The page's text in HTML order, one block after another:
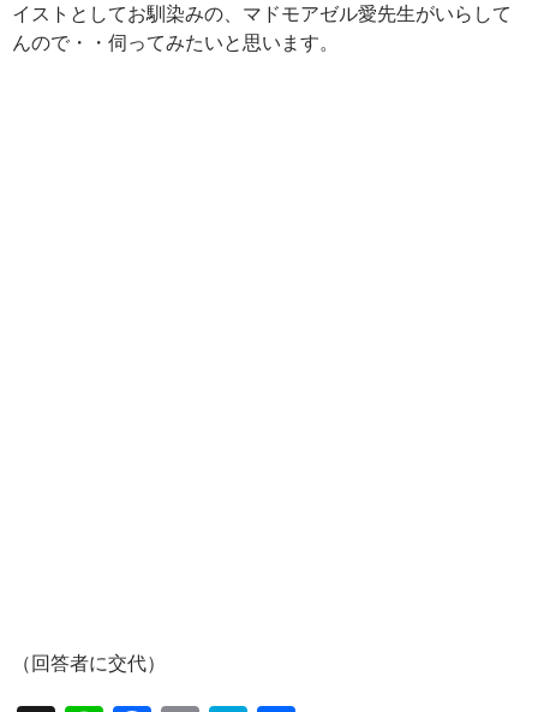
イストとしてお馴染みの、マドモアゼル愛先生がいらして
んので・・伺ってみたいと思います。
（回答者に交代）